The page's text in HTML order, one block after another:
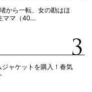
から一転、女の勘はほ
ママ（40…
ャケットを購入！春気